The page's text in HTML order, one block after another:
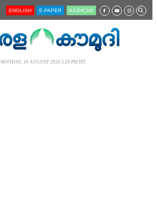
ENGLISH E-PAPER KĀZHCHA
MONDAY, 10 AUGUST 2026 5.26 PM IST